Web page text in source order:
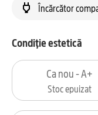
Încărcător
Condiție estetică
Ca nou - A+
Stoc epuizat